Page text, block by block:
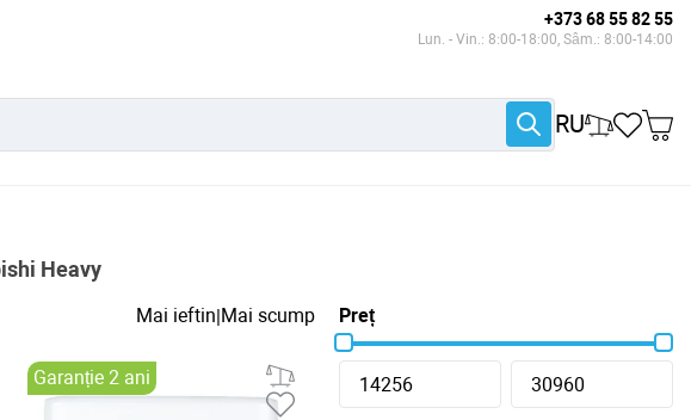
+373 68 55 82 55
Lun. - Vin.: 8:00-18:00, Sâm.: 8:00-14:00
RU
Heavy
Mai ieftin|Mai scump
Garanție 2 ani
Preț